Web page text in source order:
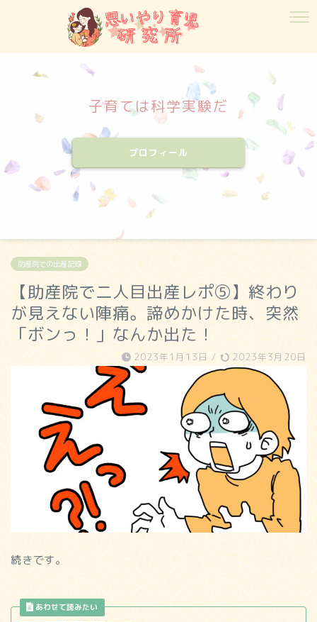
子育ては科学実験だ
プロフィール
助産院での出産記録
【助産院で二人目出産レポ⑤】終わり
が見えない陣痛。諦めかけた時、突然
「ボンっ！」なんか出た！
2023年1月13日 / 2023年3月20日
続きです。